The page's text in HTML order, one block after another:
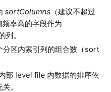
sortColumns（建议不超过
率高的字段作为
。
分区内索引列的组合数（sort
部 level file 内数据的排序依
。